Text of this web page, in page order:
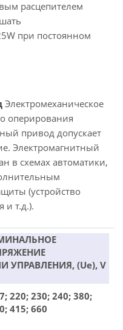
расцепителем
при постоянном
Электромеханическое
оперирования
привод допускает
Электромагнитный
в схемах автоматики,
(устройство
и т.д.).
УПРАВЛЕНИЯ, (Ue), V
220; 230; 240; 380;
415; 660